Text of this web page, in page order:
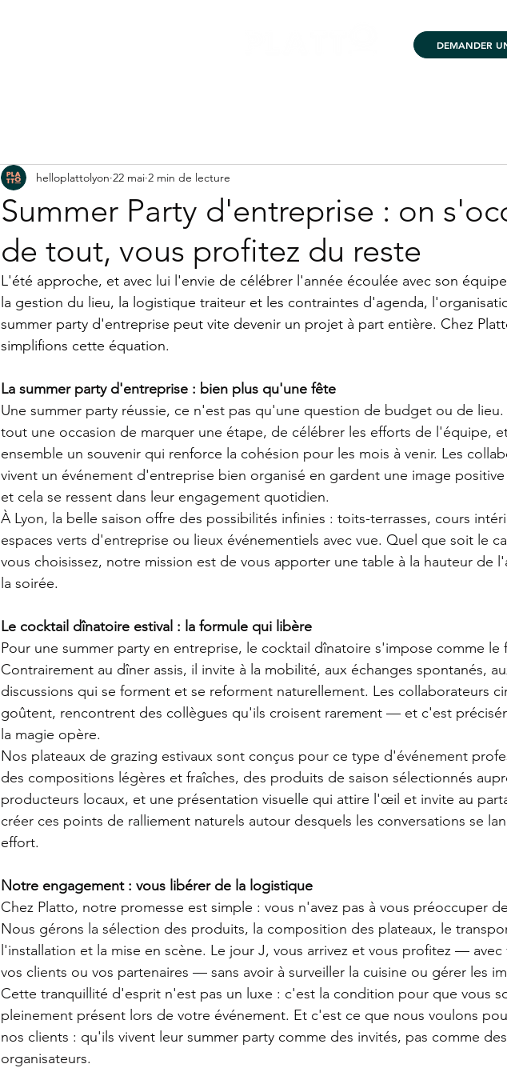
DEMANDER
Summer Party d'entreprise : on
de tout, vous profitez du reste
helloplattolyon 22 mai 2 min de lecture
L'été approche, et avec lui l'envie de célébrer l'année écoulée avec son
la gestion du lieu, la logistique traiteur et les contraintes d'agenda,
summer party d'entreprise peut vite devenir un projet à part entière. Chez
simplifions cette équation.
La summer party d'entreprise : bien plus qu'une fête
Une summer party réussie, ce n'est pas qu'une question de budget ou de
tout une occasion de marquer une étape, de célébrer les efforts de l'équipe,
ensemble un souvenir qui renforce la cohésion pour les mois à venir. Les
vivent un événement d'entreprise bien organisé en gardent une image
et cela se ressent dans leur engagement quotidien.
À Lyon, la belle saison offre des possibilités infinies : toits-terrasses, cours
espaces verts d'entreprise ou lieux événementiels avec vue. Quel que soit le
vous choisissez, notre mission est de vous apporter une table à la hauteur de
la soirée.
Le cocktail dînatoire estival : la formule qui libère
Pour une summer party en entreprise, le cocktail dînatoire s'impose comme le
Contrairement au dîner assis, il invite à la mobilité, aux échanges spontanés,
discussions qui se forment et se reforment naturellement. Les collaborateurs
goûtent, rencontrent des collègues qu'ils croisent rarement — et c'est
la magie opère.
Nos plateaux de grazing estivaux sont conçus pour ce type d'événement
des compositions légères et fraîches, des produits de saison sélectionnés
producteurs locaux, et une présentation visuelle qui attire l'œil et invite au
créer ces points de ralliement naturels autour desquels les conversations se
effort.
Notre engagement : vous libérer de la logistique
Chez Platto, notre promesse est simple : vous n'avez pas à vous préoccuper
Nous gérons la sélection des produits, la composition des plateaux, le
l'installation et la mise en scène. Le jour J, vous arrivez et vous profitez — avec
vos clients ou vos partenaires — sans avoir à surveiller la cuisine ou gérer les
Cette tranquillité d'esprit n'est pas un luxe : c'est la condition pour que vous
pleinement présent lors de votre événement. Et c'est ce que nous voulons
nos clients : qu'ils vivent leur summer party comme des invités, pas comme des
organisateurs.